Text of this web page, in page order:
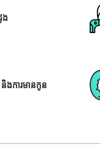
ង
ងការមានកូន